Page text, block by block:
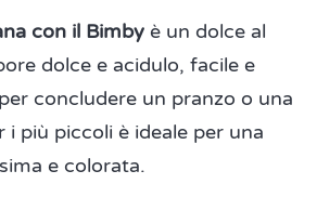
con il Bimby è un dolce al
dolce e acidulo, facile e
concludere un pranzo o una
i più piccoli è ideale per una
e colorata.